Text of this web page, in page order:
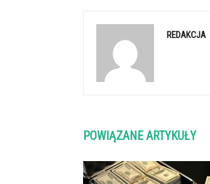
REDAKCJA
POWIĄZANE ARTYKUŁY